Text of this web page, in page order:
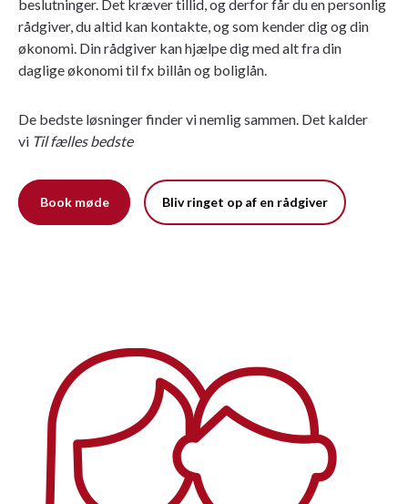
beslutninger. Det kræver tillid, og derfor får du en personlig
rådgiver, du altid kan kontakte, og som kender dig og din
økonomi. Din rådgiver kan hjælpe dig med alt fra din
daglige økonomi til fx billån og boliglån.
De bedste løsninger finder vi nemlig sammen. Det kalder
vi Til fælles bedste
Book møde Bliv ringet op af en rådgiver